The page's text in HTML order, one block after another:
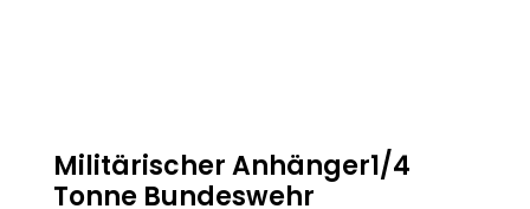
Militärischer Anhänger1/4
Tonne Bundeswehr